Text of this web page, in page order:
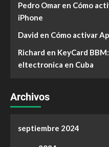
Pedro Omar en Cómo
iPhone
David en Cómo activar
Richard en KeyCard
eltectronica en Cuba
Archivos
septiembre 2024